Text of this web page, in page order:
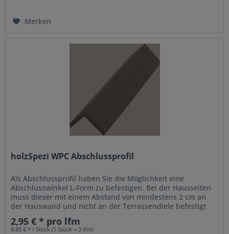
Merken
holzSpezi WPC Abschlussprofil
Als Abschlussprofil haben Sie die Möglichkeit eine
Abschlusswinkel L-Form zu befestigen. Bei der Hausseiten
muss dieser mit einem Abstand von mindestens 2 cm an
der Hauswand und nicht an der Terrassendiele befestigt
2,95 € * pro lfm
8,85 € * / Stück (1 Stück = 3 lfm)